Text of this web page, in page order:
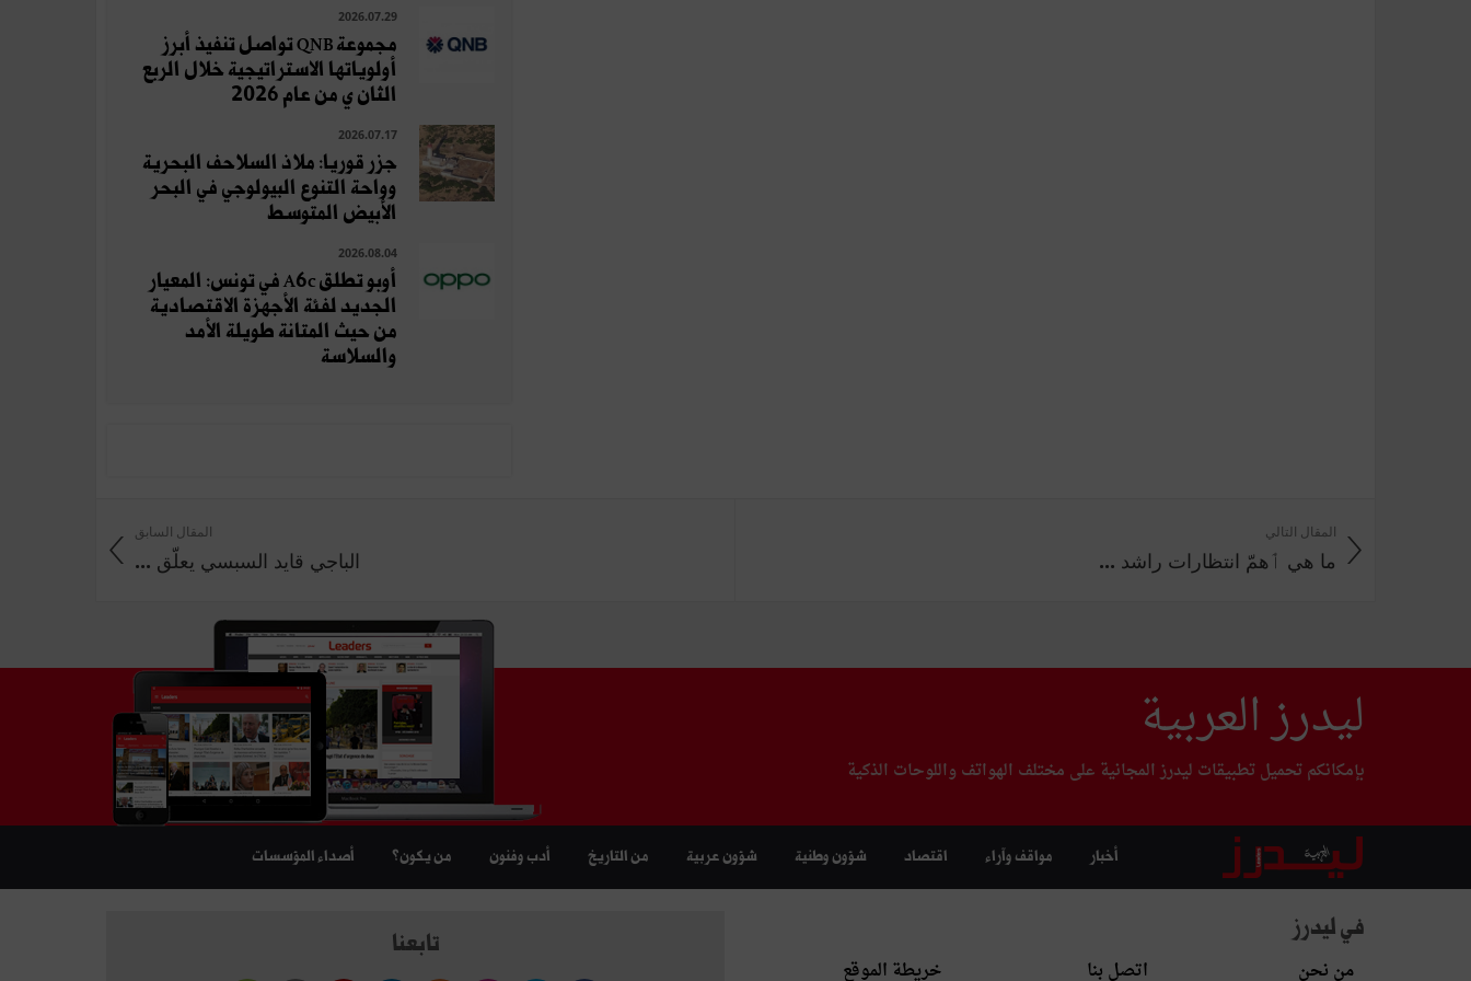
2026.07.29
مجموعة QNB تواصل تنفيذ أبرز
أولوياتها الاستراتيجية خلال الربع
الثان ي من عام 2026
2026.07.17
جزر قوريا: ملاذ السلاحف البحرية
وواحة التنوع البيولوجي في البحر
الأبيض المتوسط
2026.08.04
أوبو تطلق A6c في تونس: المعيار
الجديد لفئة الأجهزة الاقتصادية
من حيث المتانة طويلة الأمد
والسلاسة
المقال السابق
الباجي قايد السبسي يعلّق ...
المقال التالي
ما هي ٲهمّ انتظارات راشد ...
ليدرز العربية
بإمكانكم تحميل تطبيقات ليدرز المجانية على مختلف الهواتف واللوحات الذكية
أخبار مواقف وآراء اقتصاد شؤون وطنية شؤون عربية من التاريخ أدب وفنون من يكون؟ أصداء المؤسسات
في ليدرز
من نحن اتصل بنا خريطة الموقع
تابعنا